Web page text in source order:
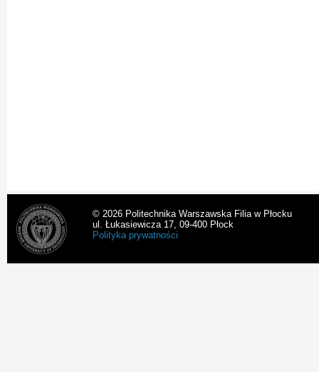
© 2026 Politechnika Warszawska Filia w Płocku
ul. Łukasiewicza 17, 09-400 Płock
Polityka prywatności